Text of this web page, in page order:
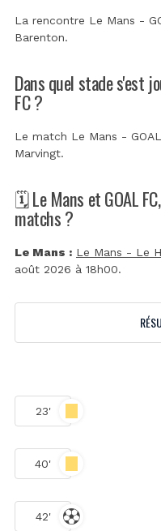
La rencontre Le Mans -
Barenton.
Dans quel stade s'est
FC ?
Le match Le Mans -
Marvingt.
🗓️ Le Mans et GOAL
matchs ?
Le Mans : Le Mans - Le
août 2026 à 18h00.
23'
40'
42'